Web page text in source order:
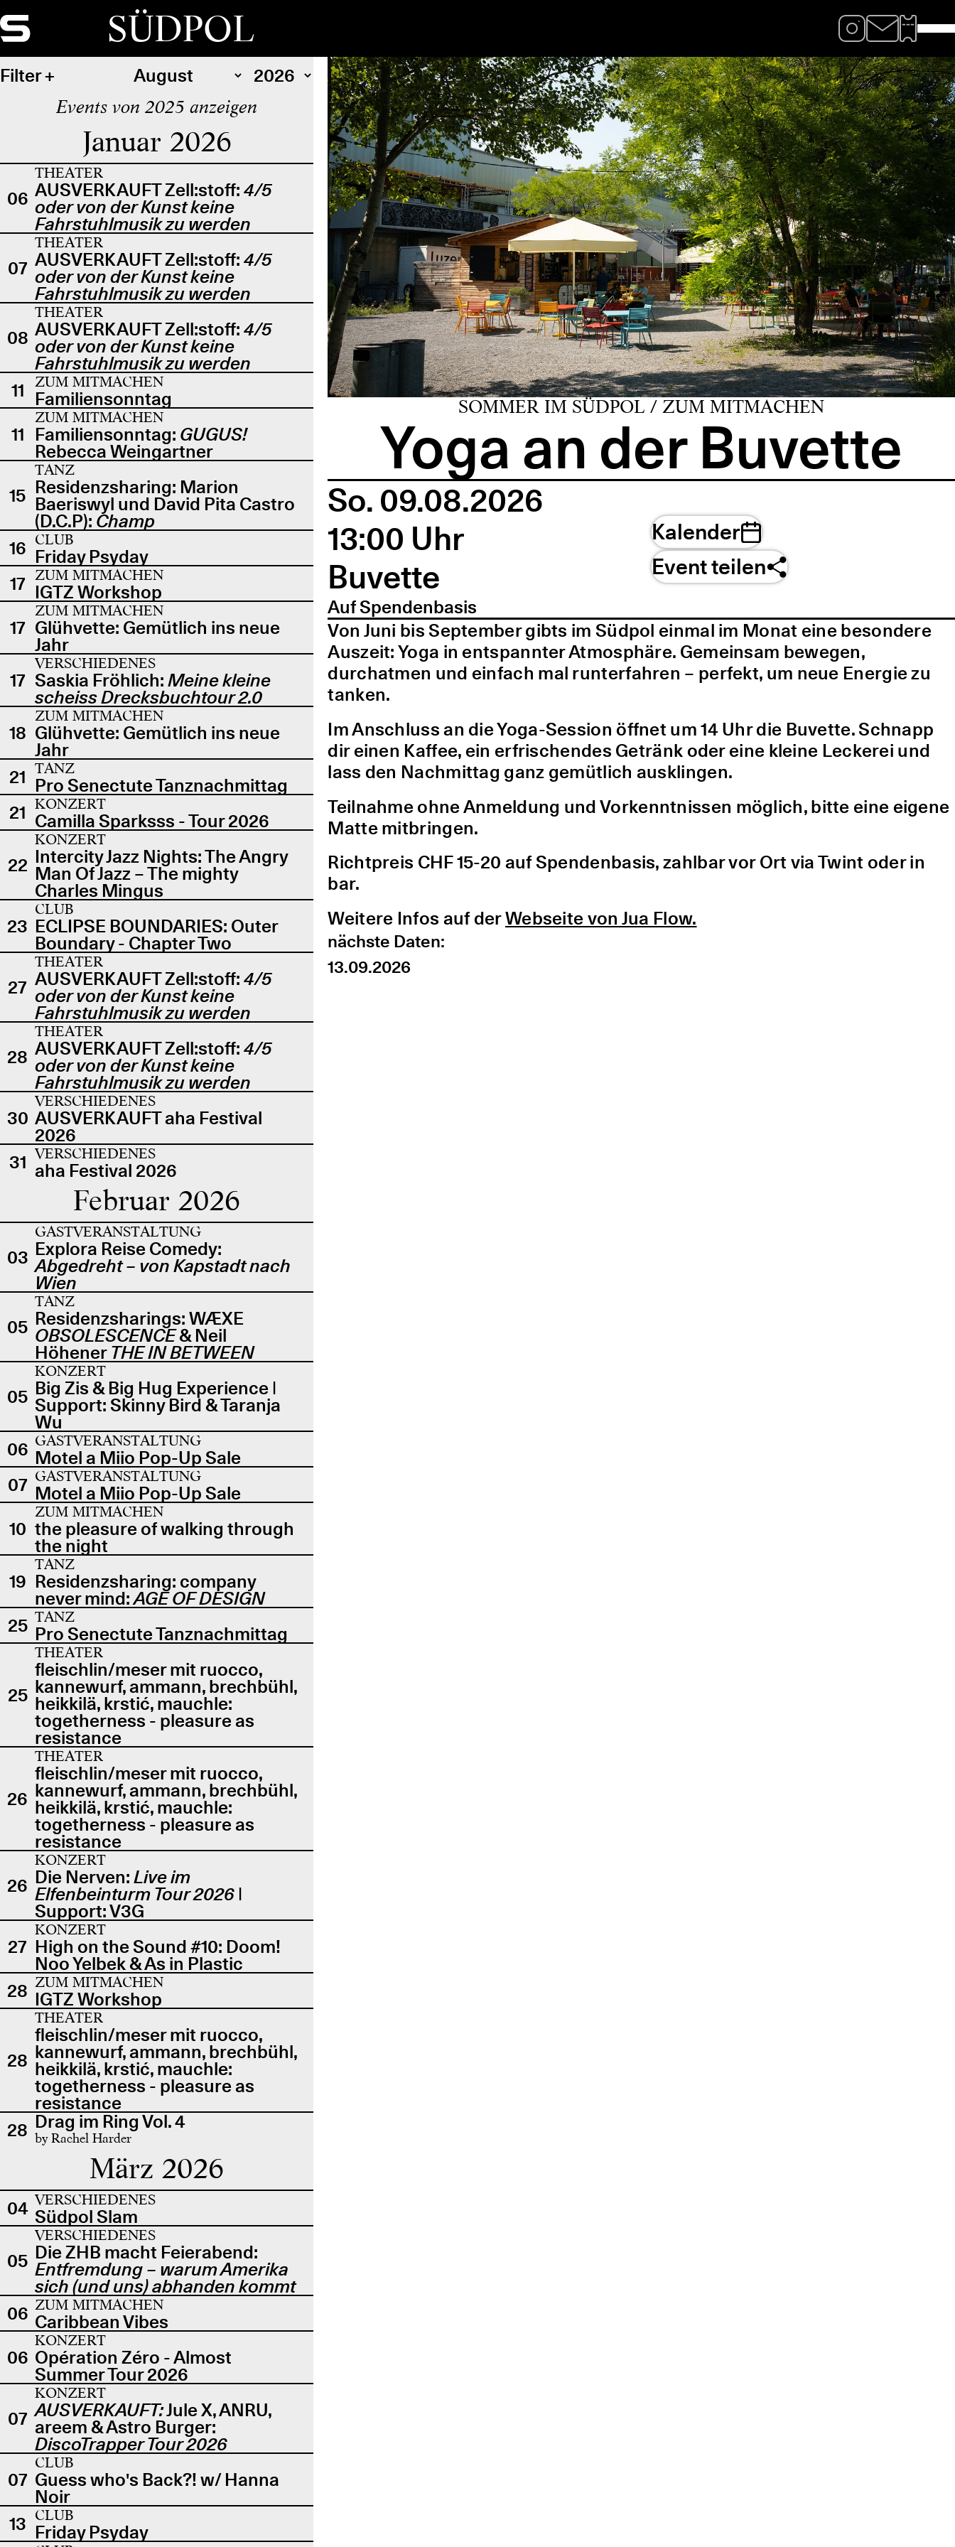
SÜDPOL
Filter
Events von 2025 anzeigen
Januar 2026
06
THEATER
AUSVERKAUFT Zell:stoff: 4/5
oder von der Kunst keine
Fahrstuhlmusik zu werden
07
THEATER
AUSVERKAUFT Zell:stoff: 4/5
oder von der Kunst keine
Fahrstuhlmusik zu werden
08
THEATER
AUSVERKAUFT Zell:stoff: 4/5
oder von der Kunst keine
Fahrstuhlmusik zu werden
11
ZUM MITMACHEN
Familiensonntag
11
ZUM MITMACHEN
Familiensonntag: GUGUS!
Rebecca Weingartner
15
TANZ
Residenzsharing: Marion
Baeriswyl und David Pita Castro
(D.C.P): Champ
16 CLUB
Friday Psyday
17 ZUM MITMACHEN
IGTZ Workshop
17
ZUM MITMACHEN
Glühvette: Gemütlich ins neue
Jahr
17
VERSCHIEDENES
Saskia Fröhlich: Meine kleine
scheiss Drecksbuchtour 2.0
18
ZUM MITMACHEN
Glühvette: Gemütlich ins neue
Jahr
21 TANZ
Pro Senectute Tanznachmittag
21 KONZERT
Camilla Sparksss - Tour 2026
22
KONZERT
Intercity Jazz Nights: The Angry
Man Of Jazz – The mighty
Charles Mingus
23
CLUB
ECLIPSE BOUNDARIES: Outer
Boundary - Chapter Two
27
THEATER
AUSVERKAUFT Zell:stoff: 4/5
oder von der Kunst keine
Fahrstuhlmusik zu werden
28
THEATER
AUSVERKAUFT Zell:stoff: 4/5
oder von der Kunst keine
Fahrstuhlmusik zu werden
30
VERSCHIEDENES
AUSVERKAUFT aha Festival
2026
31 VERSCHIEDENES
aha Festival 2026
Februar 2026
03
GASTVERANSTALTUNG
Explora Reise Comedy:
Abgedreht – von Kapstadt nach
Wien
05
TANZ
Residenzsharings: WÆXE
OBSOLESCENCE& Neil
Höhener THE IN BETWEEN
05
KONZERT
Big Zis & Big Hug Experience |
Support: Skinny Bird & Taranja
Wu
06 GASTVERANSTALTUNG
Motel a Miio Pop-Up Sale
07 GASTVERANSTALTUNG
Motel a Miio Pop-Up Sale
10
ZUM MITMACHEN
the pleasure of walking through
the night
19
TANZ
Residenzsharing: company
never mind:AGE OF DESIGN
25 TANZ
Pro Senectute Tanznachmittag
25
THEATER
fleischlin/meser mit ruocco,
kannewurf, ammann, brechbühl,
heikkilä, krstić, mauchle:
togetherness - pleasure as
resistance
26
THEATER
fleischlin/meser mit ruocco,
kannewurf, ammann, brechbühl,
heikkilä, krstić, mauchle:
togetherness - pleasure as
resistance
26
KONZERT
Die Nerven:Live im
Elfenbeinturm Tour 2026 |
Support: V3G
27
KONZERT
High on the Sound #10: Doom!
Noo Yelbek & As in Plastic
28 ZUM MITMACHEN
IGTZ Workshop
28
THEATER
fleischlin/meser mit ruocco,
kannewurf, ammann, brechbühl,
heikkilä, krstić, mauchle:
togetherness - pleasure as
resistance
28 Drag im Ring Vol. 4
by Rachel Harder
März 2026
04 VERSCHIEDENES
Südpol Slam
05
VERSCHIEDENES
Die ZHB macht Feierabend:
Entfremdung – warum Amerika
sich (und uns) abhanden kommt
06 ZUM MITMACHEN
Caribbean Vibes
06
KONZERT
Opération Zéro - Almost
Summer Tour 2026
07
KONZERT
AUSVERKAUFT:Jule X, ANRU,
areem & Astro Burger:
DiscoTrapper Tour 2026
07
CLUB
Guess who's Back?! w/ Hanna
Noir
13 CLUB
Friday Psyday
SOMMER IM SÜDPOL / ZUM MITMACHEN
Yoga an der Buvette
So. 09.08.2026
13:00 Uhr
Buvette
Auf Spendenbasis
Kalender
Event teilen
Von Juni bis September gibts im Südpol einmal im Monat eine besondere
Auszeit: Yoga in entspannter Atmosphäre. Gemeinsam bewegen,
durchatmen und einfach mal runterfahren – perfekt, um neue Energie zu
tanken.
Im Anschluss an die Yoga-Session öffnet um 14 Uhr die Buvette. Schnapp
dir einen Kaffee, ein erfrischendes Getränk oder eine kleine Leckerei und
lass den Nachmittag ganz gemütlich ausklingen.
Teilnahme ohne Anmeldung und Vorkenntnissen möglich, bitte eine eigene
Matte mitbringen.
Richtpreis CHF 15-20 auf Spendenbasis, zahlbar vor Ort via Twint oder in
bar.
Weitere Infos auf derWebseite von Jua Flow.
nächste Daten:
13.09.2026